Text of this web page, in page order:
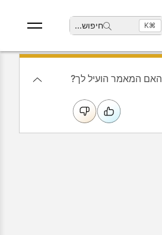
חיפוש... ⌘K
האם המאמר הועיל לך?